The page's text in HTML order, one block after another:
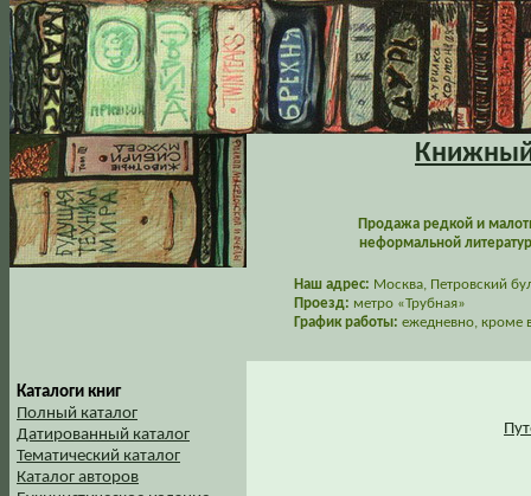
Книжный
Продажа редкой и
неформальной
Наш адрес: Москва, Петровский
Проезд: метро «Трубная»
График работы: ежедневно, кроме
Каталоги книг
Полный каталог
Датированный каталог
Тематический каталог
Каталог авторов